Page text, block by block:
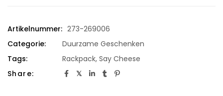
Artikelnummer: 273-269006
Categorie:
Duurzame Geschenken
Tags:
Rackpack, Say Cheese
Share: